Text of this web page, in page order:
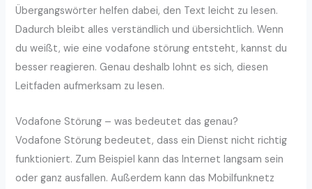
Übergangswörter helfen dabei, den Text leicht zu lesen.
Dadurch bleibt alles verständlich und übersichtlich. Wenn
du weißt, wie eine vodafone störung entsteht, kannst du
besser reagieren. Genau deshalb lohnt es sich, diesen
Leitfaden aufmerksam zu lesen.
Vodafone Störung – was bedeutet das genau?
Vodafone Störung bedeutet, dass ein Dienst nicht richtig
funktioniert. Zum Beispiel kann das Internet langsam sein
oder ganz ausfallen. Außerdem kann das Mobilfunknetz